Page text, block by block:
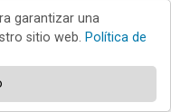
del sistema y
análisis rápido.
garantizar una
sitio web. Política de